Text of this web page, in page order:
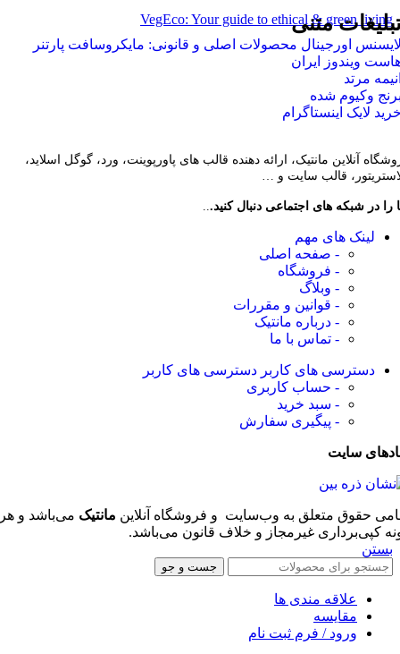
VegEco: Your guide to ethical & green living
متنی
اورجینال محصولات اصلی و قانونی: مایکروسافت پارتنر
ویندوز ایران
مرتد
وکیوم شده
لایک اینستاگرام
آنلاین مانتیک، ارائه دهنده قالب های پاورپوینت، ورد، گوگل اسلاید،
قالب سایت و …
را در شبکه های اجتماعی دنبال کنید...
لینک های مهم
- صفحه اصلی
- فروشگاه
- وبلاگ
- قوانین و مقررات
- درباره مانتیک
- تماس با ما
دسترسی های کاربر دسترسی های کاربر
- حساب کاربری
- سبد خرید
- پیگیری سفارش
سایت
حقوق متعلق به وب‌سایت و فروشگاه‌ آنلاین مانتیک می‌باشد و هر
کپی‌برداری غیرمجاز و خلاف قانون می‌باشد.
بستن
جست و جو
علاقه مندی ها
مقایسه
ورود / فرم ثبت نام